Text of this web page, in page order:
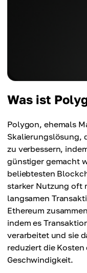
Was ist
Polygon, ehemals
Skalierungslösung,
zu verbessern,
günstiger gemacht
beliebtesten
starker Nutzung oft
langsamen
Ethereum
indem es
verarbeitet und sie
reduziert die
Geschwindigkeit.